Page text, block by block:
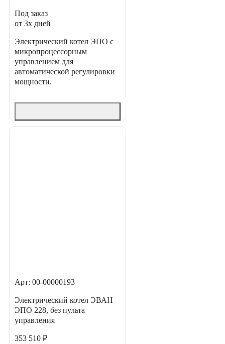
Под заказ
от 3х дней
Электрический котел ЭПО с
микропроцессорным
управлением для
автоматической регулировки
мощности.
Арт: 00-00000193
Электрический котел ЭВАН
ЭПО 228, без пульта
управления
353 510 ₽